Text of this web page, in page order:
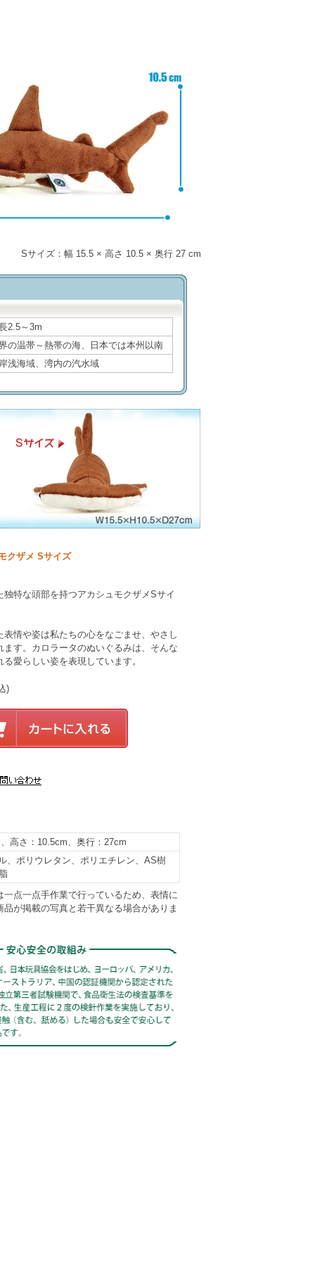
Sサイズ：幅 15.5 × 高さ 10.5 × 奥行 27 cm
2.5～3m
の温帯～熱帯の海、日本では本州以南
浅海域、湾内の汽水域
クザメ Sサイズ
独特な頭部を持つアカシュモクザメSサイ
表情や姿は私たちの心をなごませ、やさし
ます。カロラータのぬいぐるみは、そんな
愛らしい姿を表現しています。
)
高さ：10.5cm、奥行：27cm
、ポリウレタン、ポリエチレン、AS樹
点一点手作業で行っているため、表情に
が掲載の写真と若干異なる場合がありま